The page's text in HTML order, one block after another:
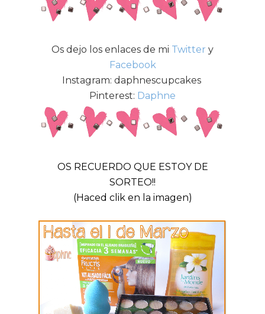
Os dejo los enlaces de mi Twitter y
Facebook
Instagram: daphnescupcakes
Pinterest: Daphne
OS RECUERDO QUE ESTOY DE
SORTEO!!
(Haced clik en la imagen)